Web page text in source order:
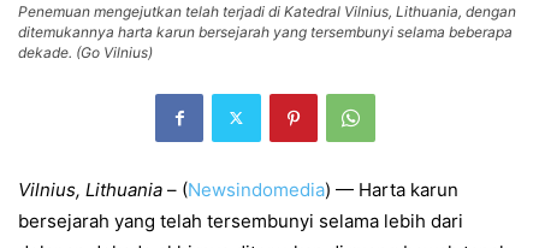
Penemuan mengejutkan telah terjadi di Katedral Vilnius, Lithuania, dengan
ditemukannya harta karun bersejarah yang tersembunyi selama beberapa
dekade. (Go Vilnius)
Vilnius, Lithuania – (Newsindomedia) — Harta karun
bersejarah yang telah tersembunyi selama lebih dari